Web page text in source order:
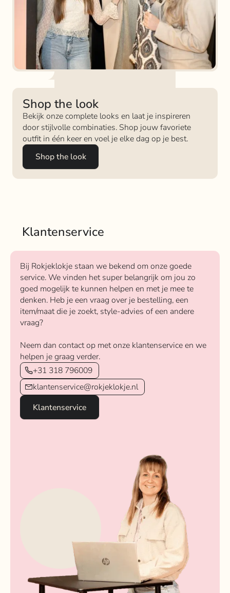
Shop the look
Bekijk onze complete looks en laat je inspireren
door stijlvolle combinaties. Shop jouw favoriete
outfit in één keer en voel je elke dag op je best.
Shop the look
Klantenservice
Bij Rokjeklokje staan we bekend om onze goede
service. We vinden het super belangrijk om jou zo
goed mogelijk te kunnen helpen en met je mee te
denken. Heb je een vraag over je bestelling, een
item/maat die je zoekt, style-advies of een andere
vraag?
Neem dan contact op met onze klantenservice en we
helpen je graag verder.
+31 318 796009
klantenservice@rokjeklokje.nl
Klantenservice